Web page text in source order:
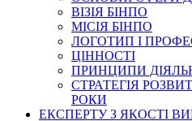
ВІЗІЯ БІНПО
МІСІЯ БІНПО
ЛОГОТИП І
ЦІННОСТІ
ПРИНЦИПИ
СТРАТЕГІЯ
РОКИ
ЕКСПЕРТУ З ЯКОСТІ